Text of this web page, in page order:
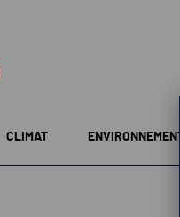
CLIMAT ENVIRONNEMENT